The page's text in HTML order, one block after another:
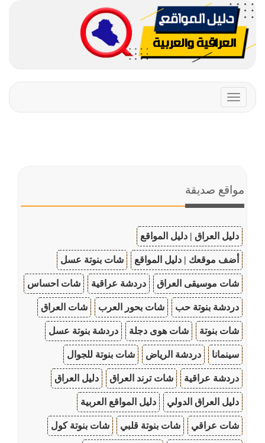
Toggle
navigation
مواقع صديقة
دليل العراق | دليل المواقع
أضف موقعك | دليل المواقع شات بنوتة عسل
شات موسيقى العراق دردشة عراقية شات احساس
دردشة بنوتة حب شات بحور العرب شات العراق
شات بنوتة شات هوى دجلة دردشة بنوتة عسل
سينمانا دردشة الرياض شات بنوتة للجوال
دردشة عراقية شات ترند العراق دليل العراق
دليل العراق الدولي دليل المواقع العربية
شات عراقي شات بنوتة قلبي شات بنوتة كول